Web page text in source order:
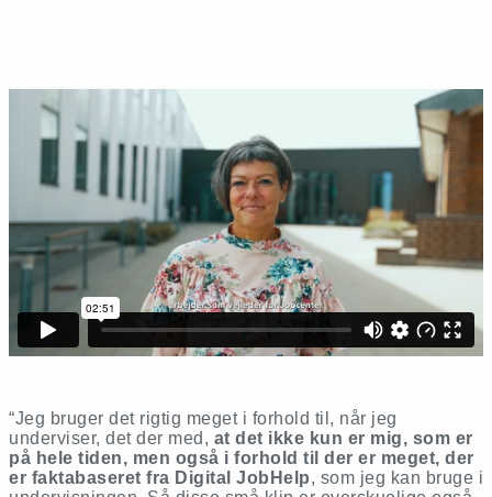
“Jeg bruger det rigtig meget i forhold til, når jeg
underviser, det der med, at det ikke kun er mig, som er
på hele tiden, men også i forhold til der er meget, der
er faktabaseret fra Digital JobHelp, som jeg kan bruge i